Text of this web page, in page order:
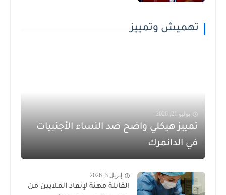
تهميش وتمييز
يوليو 21, 2026
تمييز هيكلي واضح ضد النساء الأجنبيات
في الدانمرك
إبريل 3, 2026
القابلة مهنة لإنقاذ الملايين من